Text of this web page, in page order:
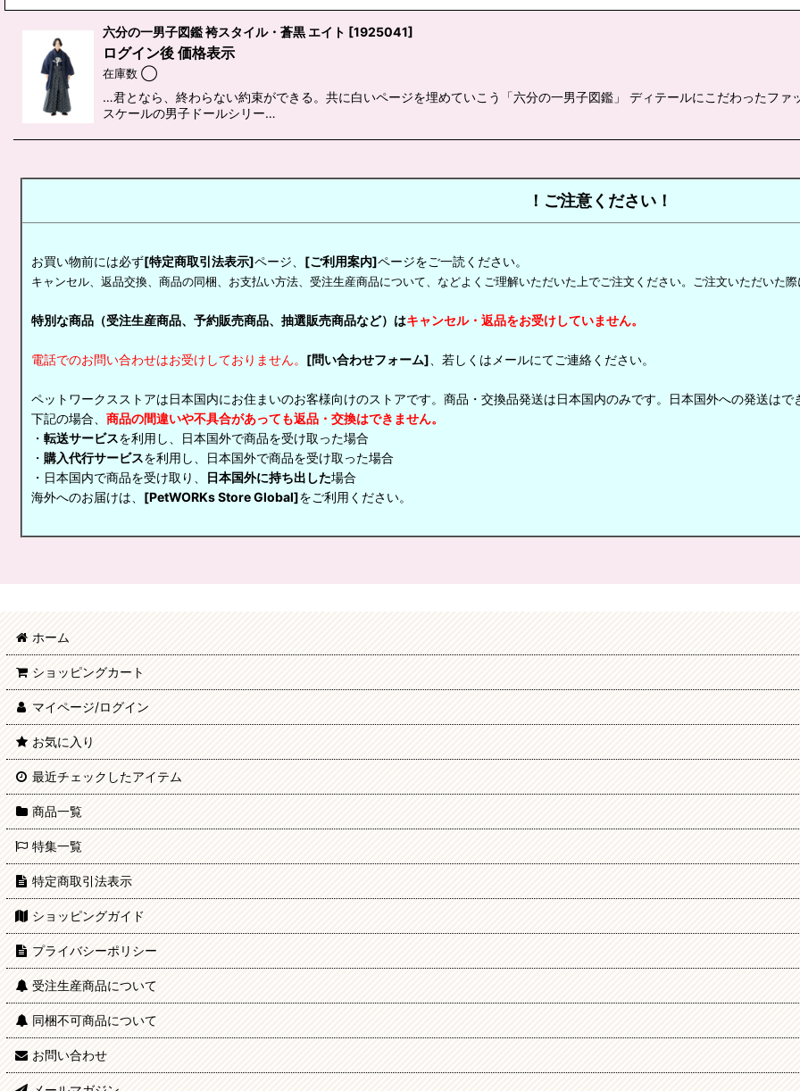
六分の一男子図鑑 袴スタイル・蒼黒 エイト [1925041]
ログイン後 価格表示
在庫数 ◯
…君となら、終わらない約束ができる。共に白いページを埋めていこう「六分の一男子図鑑」 ディテールにこだわったフ
スケールの男子ドールシリー…
！ご注意ください！
お買い物前には必ず[特定商取引法表示]ページ、 [ご利用案内]ページをご一読ください。
キャンセル、返品交換、商品の同梱、お支払い方法、受注生産商品について、などよくご理解いただいた上でご注文ください。ご注文いただいた
特別な商品（受注生産商品、予約販売商品、抽選販売商品など）はキャンセル・返品をお受けしていません。
電話でのお問い合わせはお受けしておりません。 [問い合わせフォーム] 、若しくはメールにてご連絡ください。
ペットワークスストアは日本国内にお住まいのお客様向けのストアです。商品・交換品発送は日本国内のみです。日本国外への発送はで
下記の場合、 商品の間違いや不具合があっても返品・交換はできません。
・ 転送サービスを利用し、日本国外で商品を受け取った場合
・ 購入代行サービスを利用し、日本国外で商品を受け取った場合
・日本国内で商品を受け取り、
日本国外に持ち出した場合
海外へのお届けは、 [PetWORKs Store Global]をご利用ください。
ホーム
ショッピングカート
マイページ/ログイン
お気に入り
最近チェックしたアイテム
商品一覧
特集一覧
特定商取引法表示
ショッピングガイド
プライバシーポリシー
受注生産商品について
同梱不可商品について
お問い合わせ